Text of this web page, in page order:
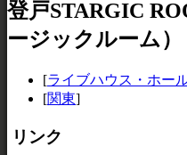
登戸STARGIC
ージックルーム）
[ライブハウス・ホー
[関東]
リンク